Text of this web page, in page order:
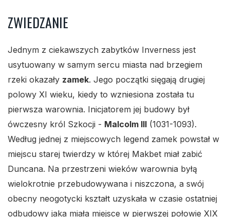
ZWIEDZANIE
Jednym z ciekawszych zabytków Inverness jest
usytuowany w samym sercu miasta nad brzegiem
rzeki okazały zamek. Jego początki sięgają drugiej
polowy XI wieku, kiedy to wzniesiona została tu
pierwsza warownia. Inicjatorem jej budowy był
ówczesny król Szkocji - Malcolm III (1031-1093).
Według jednej z miejscowych legend zamek powstał w
miejscu starej twierdzy w której Makbet miał zabić
Duncana. Na przestrzeni wieków warownia byłą
wielokrotnie przebudowywana i niszczona, a swój
obecny neogotycki kształt uzyskała w czasie ostatniej
odbudowy jaka miała miejsce w pierwszej połowie XIX